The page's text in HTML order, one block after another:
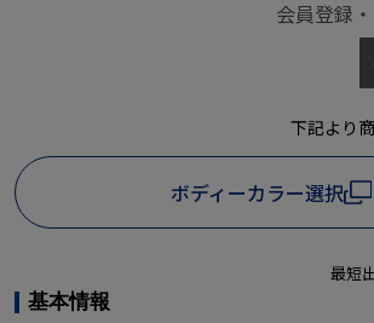
会員登録
下記より
ボディーカラー選択
最短
基本情報